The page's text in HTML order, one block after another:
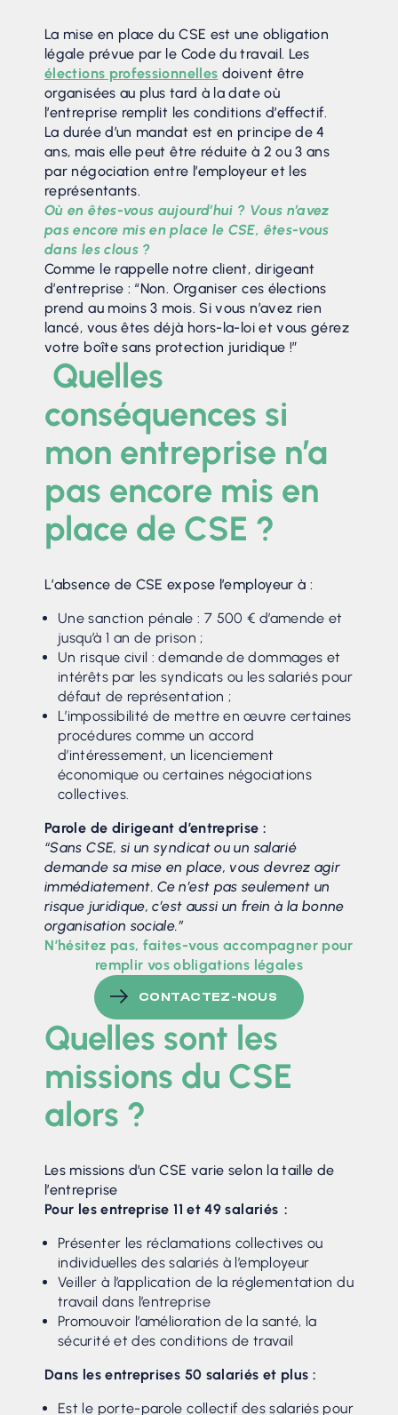
La mise en place du CSE est une obligation
légale prévue par le Code du travail. Les
élections professionnelles doivent être
organisées au plus tard à la date où
l’entreprise remplit les conditions d’effectif.
La durée d’un mandat est en principe de 4
ans, mais elle peut être réduite à 2 ou 3 ans
par négociation entre l’employeur et les
représentants.
Où en êtes-vous aujourd’hui ? Vous n’avez
pas encore mis en place le CSE, êtes-vous
dans les clous ?
Comme le rappelle notre client, dirigeant
d’entreprise : “Non. Organiser ces élections
prend au moins 3 mois. Si vous n’avez rien
lancé, vous êtes déjà hors-la-loi et vous gérez
votre boîte sans protection juridique !”
Quelles
conséquences si
mon entreprise n’a
pas encore mis en
place de CSE ?
L’absence de CSE expose l’employeur à :
Une sanction pénale : 7 500 € d’amende et
jusqu’à 1 an de prison ;
Un risque civil : demande de dommages et
intérêts par les syndicats ou les salariés pour
défaut de représentation ;
L’impossibilité de mettre en œuvre certaines
procédures comme un accord
d’intéressement, un licenciement
économique ou certaines négociations
collectives.
Parole de dirigeant d’entreprise :
“Sans CSE, si un syndicat ou un salarié
demande sa mise en place, vous devrez agir
immédiatement. Ce n’est pas seulement un
risque juridique, c’est aussi un frein à la bonne
organisation sociale.”
N’hésitez pas, faites-vous accompagner pour
remplir vos obligations légales
CONTACTEZ-NOUS
Quelles sont les
missions du CSE
alors ?
Les missions d’un CSE varie selon la taille de
l’entreprise
Pour les entreprise 11 et 49 salariés :
Présenter les réclamations collectives ou
individuelles des salariés à l’employeur
Veiller à l’application de la réglementation du
travail dans l’entreprise
Promouvoir l’amélioration de la santé, la
sécurité et des conditions de travail
Dans les entreprises 50 salariés et plus :
Est le porte-parole collectif des salariés pour